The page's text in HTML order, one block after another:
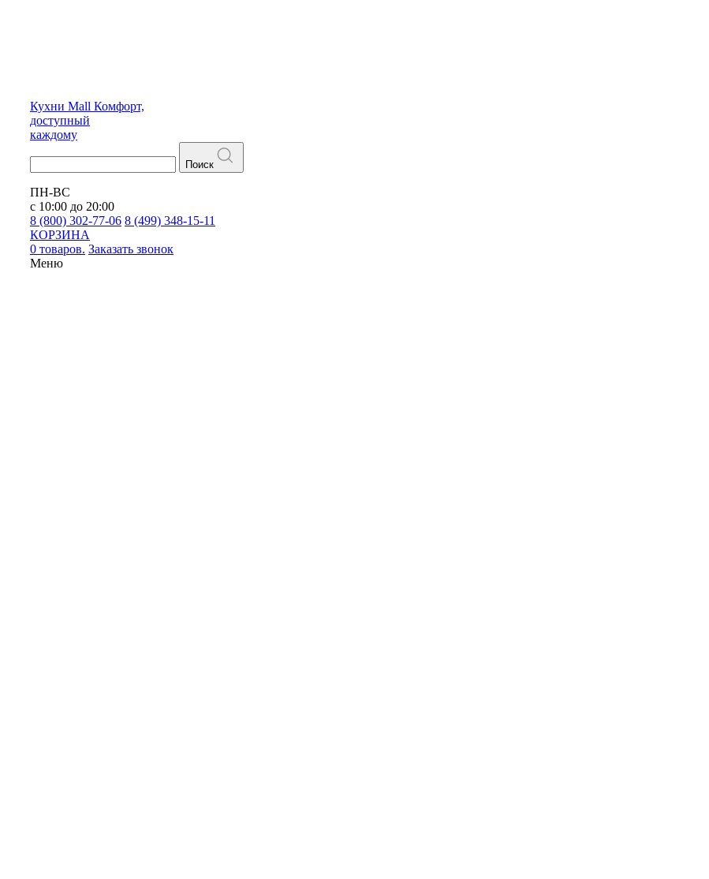
Кухни Mall Комфорт,
доступный
каждому
Поиск
ПН-ВС
с 10:00 до 20:00
8 (800) 302-77-06 8 (499) 348-15-11
КОРЗИНА
0 товаров. Заказать звонок
Меню